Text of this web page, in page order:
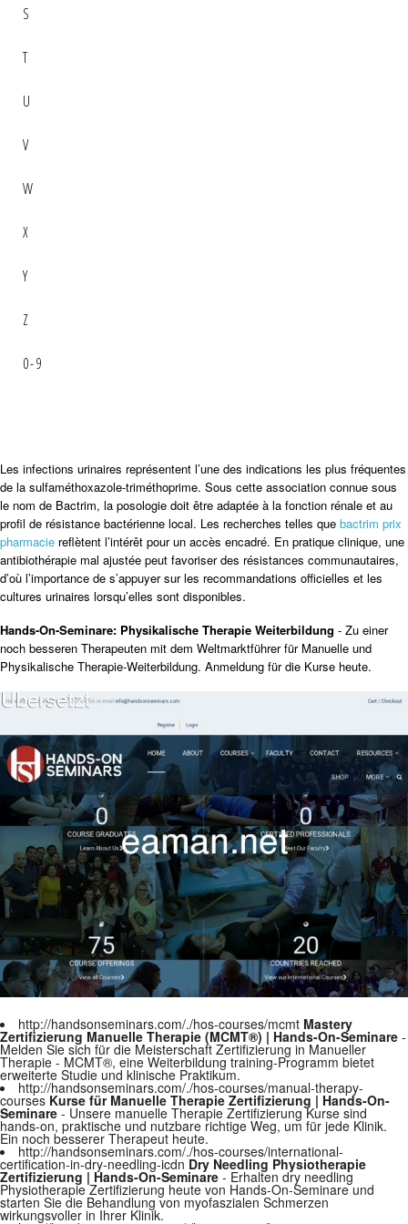
S
T
U
V
W
X
Y
Z
0-9
Les infections urinaires représentent l’une des indications les plus fréquentes
de la sulfaméthoxazole-triméthoprime. Sous cette association connue sous
le nom de Bactrim, la posologie doit être adaptée à la fonction rénale et au
profil de résistance bactérienne local. Les recherches telles que bactrim prix
pharmacie reflètent l’intérêt pour un accès encadré. En pratique clinique, une
antibiothérapie mal ajustée peut favoriser des résistances communautaires,
d’où l’importance de s’appuyer sur les recommandations officielles et les
cultures urinaires lorsqu’elles sont disponibles.
Hands-On-Seminare: Physikalische Therapie Weiterbildung - Zu einer
noch besseren Therapeuten mit dem Weltmarktführer für Manuelle und
Physikalische Therapie-Weiterbildung. Anmeldung für die Kurse heute.
http://handsonseminars.com/./hos-courses/mcmt Mastery
Zertifizierung Manuelle Therapie (MCMT®) | Hands-On-Seminare -
Melden Sie sich für die Meisterschaft Zertifizierung in Manueller
Therapie - MCMT®, eine Weiterbildung training-Programm bietet
erweiterte Studie und klinische Praktikum.
http://handsonseminars.com/./hos-courses/manual-therapy-
courses Kurse für Manuelle Therapie Zertifizierung | Hands-On-
Seminare - Unsere manuelle Therapie Zertifizierung Kurse sind
hands-on, praktische und nutzbare richtige Weg, um für jede Klinik.
Ein noch besserer Therapeut heute.
http://handsonseminars.com/./hos-courses/international-
certification-in-dry-needling-icdn Dry Needling Physiotherapie
Zertifizierung | Hands-On-Seminare - Erhalten dry needling
Physiotherapie Zertifizierung heute von Hands-On-Seminare und
starten Sie die Behandlung von myofaszialen Schmerzen
wirkungsvoller in Ihrer Klinik.